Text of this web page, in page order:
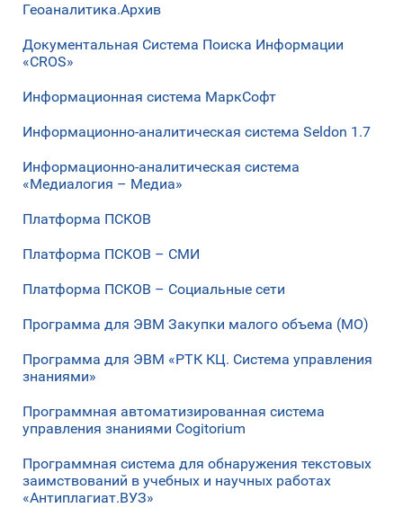
Геоаналитика.Архив
Документальная Система Поиска Информации
«CROS»
Информационная система МаркСофт
Информационно-аналитическая система Seldon 1.7
Информационно-аналитическая система
«Медиалогия – Медиа»
Платформа ПСКОВ
Платформа ПСКОВ – СМИ
Платформа ПСКОВ – Социальные сети
Программа для ЭВМ Закупки малого объема (МО)
Программа для ЭВМ «РТК КЦ. Система управления
знаниями»
Программная автоматизированная система
управления знаниями Cogitorium
Программная система для обнаружения текстовых
заимствований в учебных и научных работах
«Антиплагиат.ВУЗ»